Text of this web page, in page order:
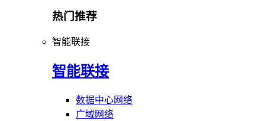
热门推荐
智能联接
智能联接
数据中心网络
广域网络